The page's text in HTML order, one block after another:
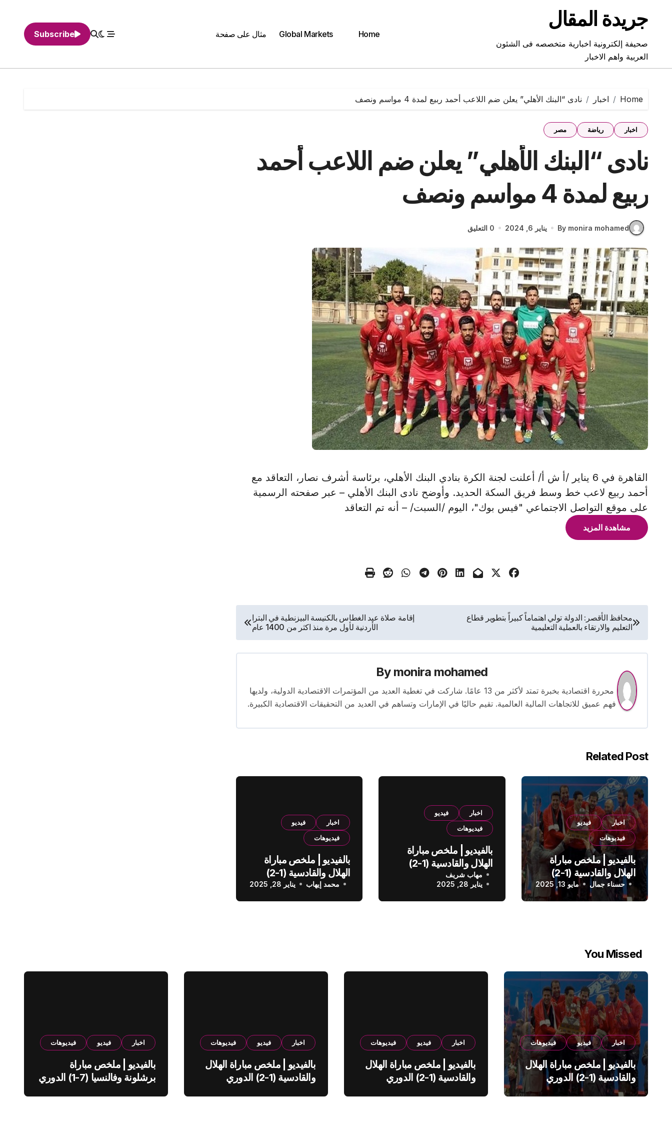
contentجريدة المقال
صحيفة إلكترونية اخبارية متخصصه فى الشئون
العربية واهم الاخبار
Home
Global Markets مثال على صفحة Subscribe
Home اخبار نادى “البنك الأهلي” يعلن ضم اللاعب أحمد ربيع لمدة 4 مواسم ونصف
اخبار رياضة مصر
نادى “البنك الأهلي” يعلن ضم اللاعب أحمد
ربيع لمدة 4 مواسم ونصف
By monira mohamed يناير 6, 2024 0 التعليق
القاهرة في 6 يناير /أ ش أ/ أعلنت لجنة الكرة بنادي البنك الأهلي، برئاسة أشرف نصار، التعاقد مع
أحمد ربيع لاعب خط وسط فريق السكة الحديد. وأوضح نادى البنك الأهلي – عبر صفحته الرسمية
على موقع التواصل الاجتماعي "فيس بوك"، اليوم /السبت/ – أنه تم التعاقد
مشاهدة المزيد
تصفّح
المقالات
محافظ الأقصر: الدولة تولي اهتماماً كبيراً بتطوير قطاع
التعليم والارتقاء بالعملية التعليمية
إقامة صلاة عيد الغطاس بالكنيسة البيزنطية في البترا
الأردنية لأول مرة منذ اكثر من 1400 عام
By monira mohamed
محررة اقتصادية بخبرة تمتد لأكثر من 13 عامًا. شاركت في تغطية العديد من المؤتمرات الاقتصادية الدولية، ولديها
فهم عميق للاتجاهات المالية العالمية. تقيم حاليًا في الإمارات وتساهم في العديد من التحقيقات الاقتصادية الكبيرة.
Related Post
اخبار
فيديو
فيديوهات
بالفيديو | ملخص مباراة
الهلال والقادسية (1-2)
الدوري السعودي
حسناء جمال مايو 13, 2025
اخبار
فيديو
فيديوهات
بالفيديو | ملخص مباراة
الهلال والقادسية (1-2)
الدوري السعودي
مهاب شريف
يناير 28, 2025
اخبار
فيديو
فيديوهات
بالفيديو | ملخص مباراة
الهلال والقادسية (1-2)
الدوري السعودي
محمد إيهاب يناير 28, 2025
You Missed
اخبار فيديو فيديوهات
بالفيديو | ملخص مباراة الهلال
والقادسية (1-2) الدوري
السعودي
اخبار فيديو فيديوهات
بالفيديو | ملخص مباراة الهلال
والقادسية (1-2) الدوري
اخبار فيديو فيديوهات
بالفيديو | ملخص مباراة الهلال
والقادسية (1-2) الدوري
اخبار فيديو فيديوهات
بالفيديو | ملخص مباراة
برشلونة وفالنسيا (7-1) الدوري